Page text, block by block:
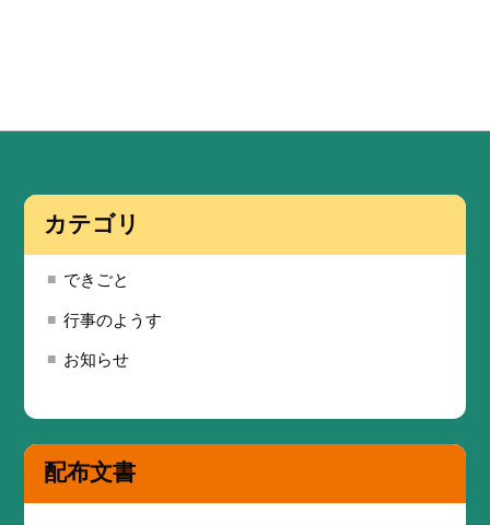
カテゴリ
できごと
行事のようす
お知らせ
配布文書